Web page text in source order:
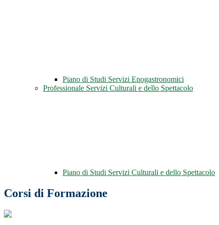
Piano di Studi Servizi Enogastronomici
Professionale Servizi Culturali e dello Spettacolo
Piano di Studi Servizi Culturali e dello Spettacolo
Corsi di Formazione